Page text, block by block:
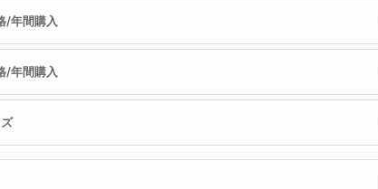
/年間購入
/年間購入